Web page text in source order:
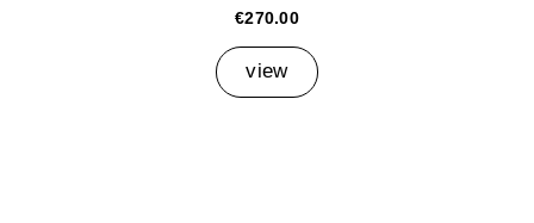
€270.00
view